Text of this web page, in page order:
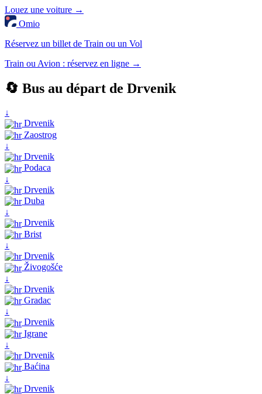
Louez une voiture →
Omio
Réservez un billet de Train ou un Vol
Train ou Avion : réservez en ligne →
🔄 Bus au départ de Drvenik
↓
Drvenik
Zaostrog
↓
Drvenik
Podaca
↓
Drvenik
Duba
↓
Drvenik
Brist
↓
Drvenik
Živogošće
↓
Drvenik
Gradac
↓
Drvenik
Igrane
↓
Drvenik
Baćina
↓
Drvenik